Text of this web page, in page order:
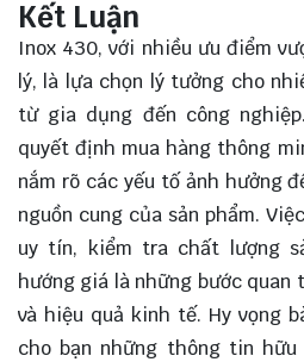
Kết Luận
Inox 430, với nhiều ưu điểm
lý, là lựa chọn lý tưởng cho
từ gia dụng đến công
quyết định mua hàng thông
nắm rõ các yếu tố ảnh hưởng
nguồn cung của sản phẩm.
uy tín, kiểm tra chất lượng
hướng giá là những bước quan
và hiệu quả kinh tế. Hy vọng
cho bạn những thông tin